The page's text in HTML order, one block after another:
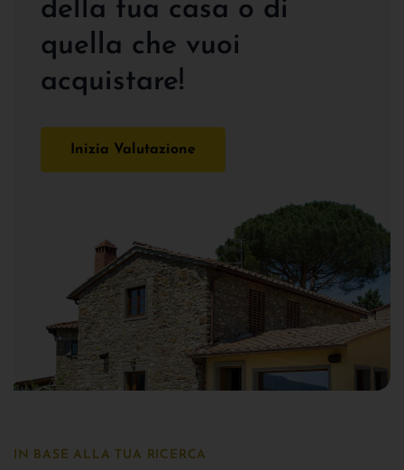
della tua casa o di
quella che vuoi
acquistare!
Inizia Valutazione
IN BASE ALLA TUA RICERCA